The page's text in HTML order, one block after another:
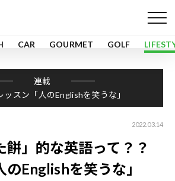
CAR GOURMET GOLF
連載
ッスン「人のEnglishを笑うな」
2022.03.14
餅」的な英語って？？
Englishを笑うな」